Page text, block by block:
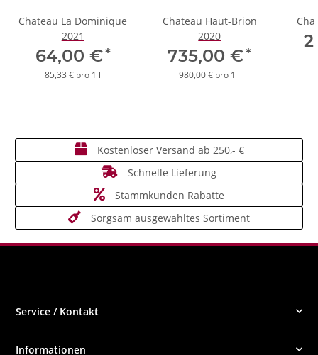
Chateau La Dominique
2021
64,00 €*
85,33 € pro 1 l
Chateau Haut-Brion
2020
735,00 €*
980,00 € pro 1 l
Kostenloser Versand ab 250,- €
Schnelle Lieferung
Stammkunden Rabatte
Sorgsam ausgewähltes Sortiment
Service / Kontakt
Informationen